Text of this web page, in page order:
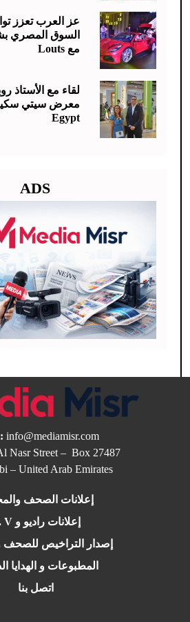
عز العرب تعزز
السوق المصري
مع Louts
لقاء مع الأستاذ
Egypt
ADS
info@mediamisr.com
Nasr Street – Box 27487
– United Arab Emirates
إعلانات الصحف
إعلانات راديو و T. V
إصدار التراخيص للصحف
المطبوعات و الهدايا
اتصل بنا